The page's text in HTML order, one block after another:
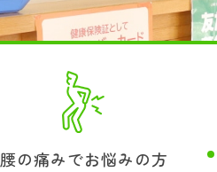
腰の痛みでお悩みの方